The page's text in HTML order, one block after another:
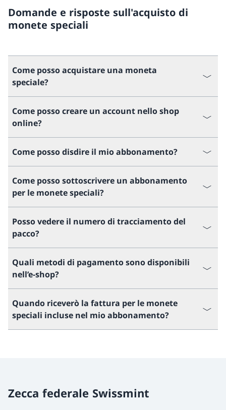
Domande e risposte sull'acquisto di
monete speciali
Come posso acquistare una moneta
speciale?
Come posso creare un account nello shop
online?
Come posso disdire il mio abbonamento?
Come posso sottoscrivere un abbonamento
per le monete speciali?
Posso vedere il numero di tracciamento del
pacco?
Quali metodi di pagamento sono disponibili
nell’e-shop?
Quando riceverò la fattura per le monete
speciali incluse nel mio abbonamento?
Zecca federale Swissmint